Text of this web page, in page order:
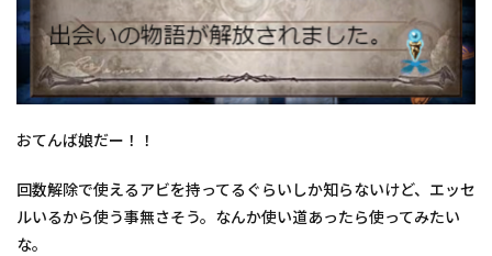
おてんば娘だー！！
回数解除で使えるアビを持ってるぐらいしか知らないけど、エッセ
ルいるから使う事無さそう。なんか使い道あったら使ってみたい
な。